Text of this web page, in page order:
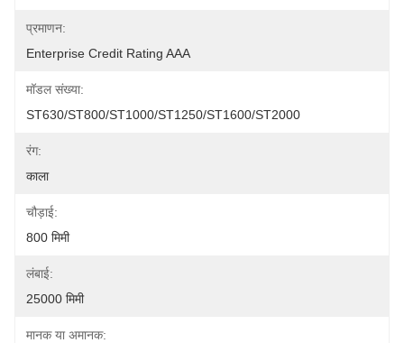
प्रमाणन:
Enterprise Credit Rating AAA
मॉडल संख्या:
ST630/ST800/ST1000/ST1250/ST1600/ST2000
रंग:
काला
चौड़ाई:
800 मिमी
लंबाई:
25000 मिमी
मानक या अमानक: